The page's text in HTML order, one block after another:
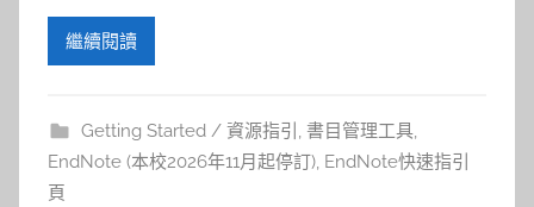
繼續閱讀
Getting Started / 資源指引 , 書目管理工具,
EndNote (本校2026年11月起停訂), EndNote快速指引
頁